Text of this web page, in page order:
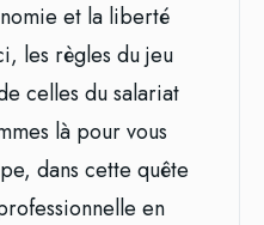
et la liberté
les règles du jeu
celles du salariat
là pour vous
dans cette quête
en